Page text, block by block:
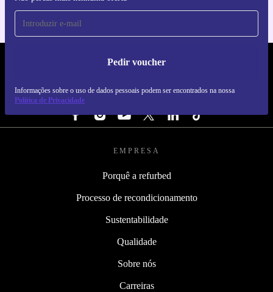
Pedir voucher
Informações sobre o uso de dados pessoais podem ser encontrados na nossa
Política de Privacidade
REFURBED PORTUGAL - RETHINK NEW.
SEGUE-NOS
EMPRESA
Porquê a refurbed
Processo de recondicionamento
Sustentabilidade
Qualidade
Sobre nós
Carreiras